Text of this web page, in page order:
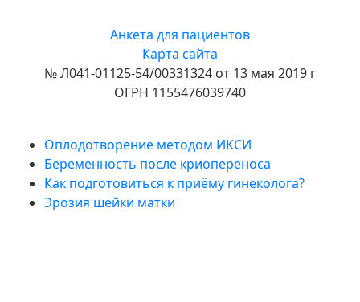
Анкета для пациентов
Карта сайта
№ Л041-01125-54/00331324 от 13 мая 2019 г
ОГРН 1155476039740
Оплодотворение методом ИКСИ
Беременность после криопереноса
Как подготовиться к приёму гинеколога?
Эрозия шейки матки